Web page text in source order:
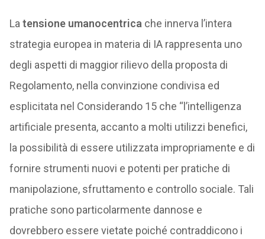
La tensione umanocentrica che innerva l’intera
strategia europea in materia di IA rappresenta uno
degli aspetti di maggior rilievo della proposta di
Regolamento, nella convinzione condivisa ed
esplicitata nel Considerando 15 che “l’intelligenza
artificiale presenta, accanto a molti utilizzi benefici,
la possibilità di essere utilizzata impropriamente e di
fornire strumenti nuovi e potenti per pratiche di
manipolazione, sfruttamento e controllo sociale. Tali
pratiche sono particolarmente dannose e
dovrebbero essere vietate poiché contraddicono i